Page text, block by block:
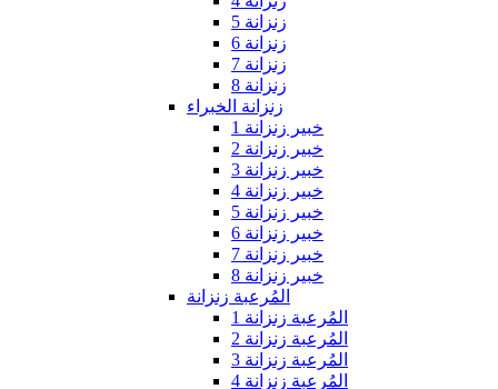
زنزانة 5
زنزانة 6
زنزانة 7
زنزانة 8
زنزانة الخبراء
خبير زنزانة 1
خبير زنزانة 2
خبير زنزانة 3
خبير زنزانة 4
خبير زنزانة 5
خبير زنزانة 6
خبير زنزانة 7
خبير زنزانة 8
المُرعبة زنزانة
المُرعبة زنزانة 1
المُرعبة زنزانة 2
المُرعبة زنزانة 3
المُرعبة زنزانة 4